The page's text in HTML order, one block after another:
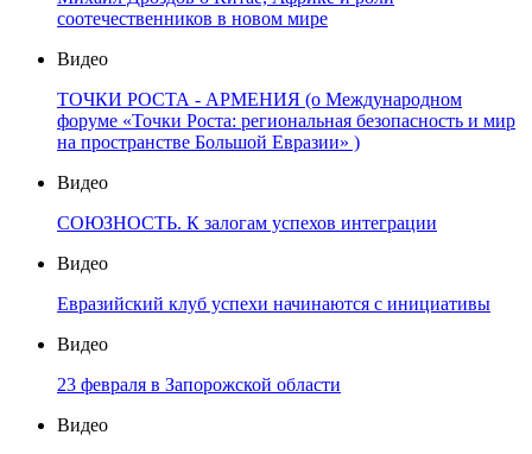
соотечественников в новом мире
Видео
ТОЧКИ РОСТА - АРМЕНИЯ (о Международном
форуме «Точки Роста: региональная безопасность и мир
на пространстве Большой Евразии» )
Видео
СОЮЗНОСТЬ. К залогам успехов интеграции
Видео
Евразийский клуб успехи начинаются с инициативы
Видео
23 февраля в Запорожской области
Видео